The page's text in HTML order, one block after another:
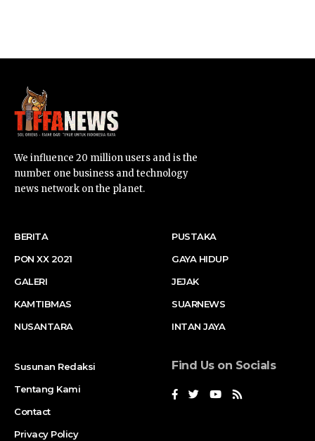
We influence 20 million users and is the
number one business and technology
news network on the planet.
BERITA
PON XX 2021
GALERI
KAMTIBMAS
NUSANTARA
PUSTAKA
GAYA HIDUP
JEJAK
SUARNEWS
INTAN JAYA
Susunan Redaksi
Tentang Kami
Contact
Privacy Policy
Find Us on Socials